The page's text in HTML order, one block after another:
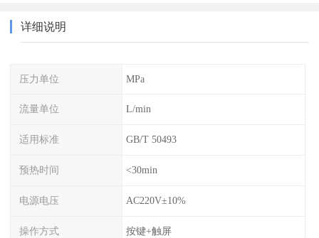
详细说明
压力单位 MPa
流量单位 L/min
适用标准 GB/T 50493
预热时间 <30min
电源电压 AC220V±10%
操作方式 按键+触屏